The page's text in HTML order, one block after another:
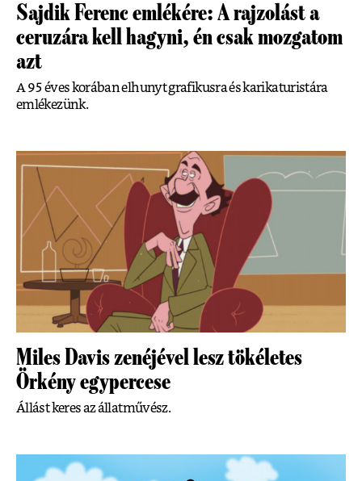
Sajdik Ferenc emlékére: A rajzolást a
ceruzára kell hagyni, én csak mozgatom
azt
A 95 éves korában elhunyt grafikusra és karikaturistára
emlékezünk.
Miles Davis zenéjével lesz tökéletes
Örkény egypercese
Állást keres az állatművész.